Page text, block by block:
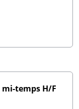
mi-temps H/F